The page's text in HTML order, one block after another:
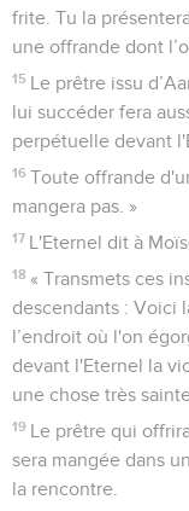
frite. Tu la
une offrande dont
15 Le prêtre issu
lui succéder fera
perpétuelle devant
16 Toute offrande
mangera pas. »
17 L'Eternel dit à
18 « Transmets ces
descendants : Voici
l’endroit où l'on
devant l'Eternel la
une chose très
19 Le prêtre qui
sera mangée dans
la rencontre.